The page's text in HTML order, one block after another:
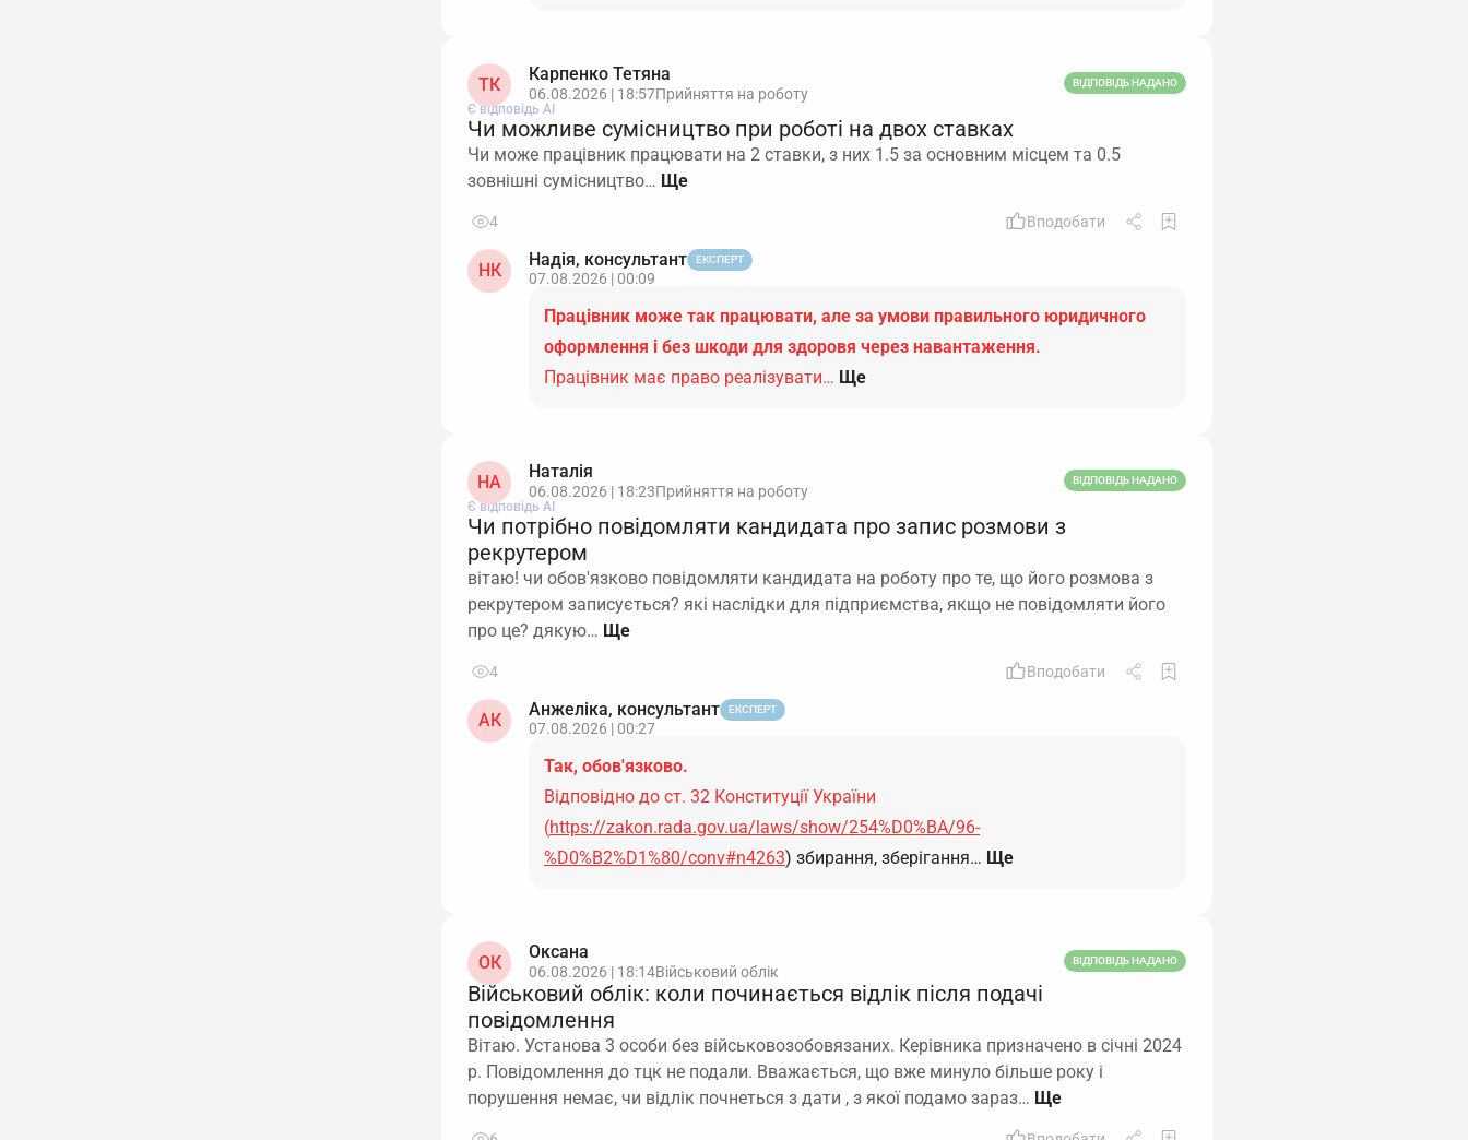
ТК
Карпенко Тетяна
06.08.2026 | 18:57Прийняття на роботу
ВІДПОВІДЬ НАДАНО
Є відповідь АІ
Чи можливе сумісництво при роботі на двох ставках
Чи може працівник працювати на 2 ставки, з них 1.5 за основним місцем та 0.5
зовнішні сумісництво…
4 Вподобати
НК
Надія, консультант ЕКСПЕРТ
07.08.2026 | 00:09
Працівник може так працювати, але за умови правильного юридичного
оформлення і без шкоди для здоровя через навантаження.
Працівник має право реалізувати… Ще
НА
Наталія
06.08.2026 | 18:23Прийняття на роботу
ВІДПОВІДЬ НАДАНО
Є відповідь АІ
Чи потрібно повідомляти кандидата про запис розмови з
рекрутером
вітаю! чи обов'язково повідомляти кандидата на роботу про те, що його розмова з
рекрутером записується? які наслідки для підприємства, якщо не повідомляти його
про це? дякую…
4 Вподобати
АК
Анжеліка, консультант ЕКСПЕРТ
07.08.2026 | 00:27
Так, обов'язково.
Відповідно до ст. 32 Конституції України
(https://zakon.rada.gov.ua/laws/show/254%D0%BA/96-
%D0%B2%D1%80/conv#n4263) збирання, зберігання… Ще
ОК
Оксана
06.08.2026 | 18:14Військовий облік
ВІДПОВІДЬ НАДАНО
Військовий облік: коли починається відлік після подачі
повідомлення
Вітаю. Установа 3 особи без військовозобовязаних. Керівника призначено в січні 2024
р. Повідомлення до тцк не подали. Вважається, що вже минуло більше року і
порушення немає, чи відлік почнеться з дати , з якої подамо зараз…